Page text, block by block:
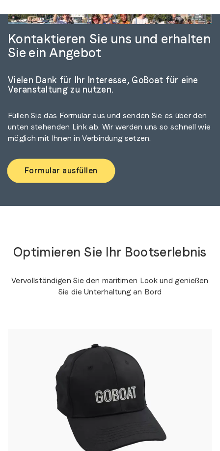
Foto:Saoirse Walsh
Kontaktieren Sie uns und erhalten
Sie ein Angebot
Vielen Dank für Ihr Interesse, GoBoat für eine
Veranstaltung zu nutzen.
Füllen Sie das Formular aus und senden Sie es über den
unten stehenden Link ab. Wir werden uns so schnell wie
möglich mit Ihnen in Verbindung setzen.
Formular ausfüllen
Optimieren Sie Ihr Bootserlebnis
Vervollständigen Sie den maritimen Look und genießen
Sie die Unterhaltung an Bord